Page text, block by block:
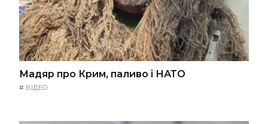
Мадяр про Крим, паливо і НАТО
# ВІДЕО